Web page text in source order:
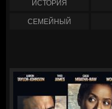
ИСТОРИЯ
СЕМЕЙНЫЙ